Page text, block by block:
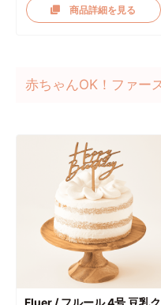
商品詳細を見る
赤ちゃんOK！ファー
Fluer / フルール 4号 豆乳ク